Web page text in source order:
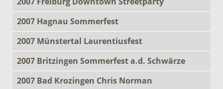
2007 Hagnau Sommerfest
2007 Münstertal Laurentiusfest
2007 Britzingen Sommerfest a.d. Schwärze
2007 Bad Krozingen Chris Norman